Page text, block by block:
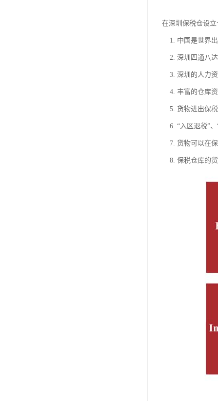
在深圳保税仓设立
1. 中国是世界出
2. 深圳四通八达
3. 深圳的人力资
4. 丰富的仓库资
5. 货物进出保税
6. “入区退税”、
7. 货物可以在保
8. 保税仓库的货